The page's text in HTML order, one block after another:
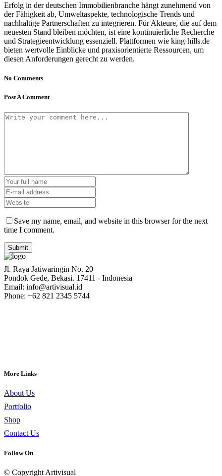
Erfolg in der deutschen Immobilienbranche hängt zunehmend von
der Fähigkeit ab, Umweltaspekte, technologische Trends und
nachhaltige Partnerschaften zu integrieren. Für Akteure, die auf dem
neuesten Stand bleiben möchten, ist eine kontinuierliche Recherche
und Strategieentwicklung essenziell. Plattformen wie king-hills.de
bieten wertvolle Einblicke und praxisorientierte Ressourcen, um
diesen Anforderungen gerecht zu werden.
No Comments
Post A Comment
Save my name, email, and website in this browser for the next
time I comment.
Jl. Raya Jatiwaringin No. 20
Pondok Gede, Bekasi. 17411 - Indonesia
Email: info@artivisual.id
Phone: +62 821 2345 5744
More Links
About Us
Portfolio
Shop
Contact Us
Follow On
© Copyright Artivisual